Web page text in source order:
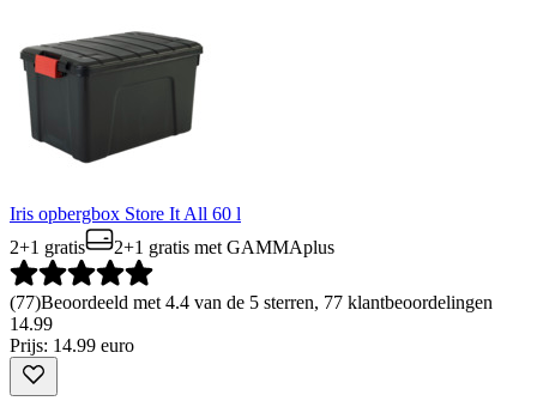
Iris opbergbox Store It All 60 l
2+1 gratis
2+1 gratis met GAMMAplus
(77)Beoordeeld met 4.4 van de 5 sterren, 77 klantbeoordelingen
14.99
Prijs: 14.99 euro